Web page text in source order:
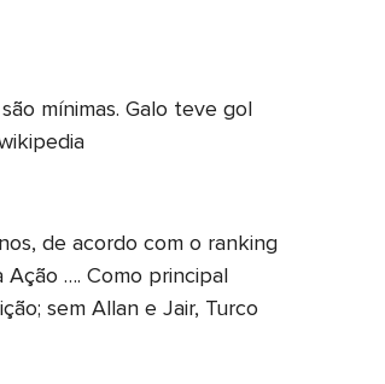
mínimas. Galo teve gol
de acordo com o ranking
Ação …. Como principal
sem Allan e Jair, Turco